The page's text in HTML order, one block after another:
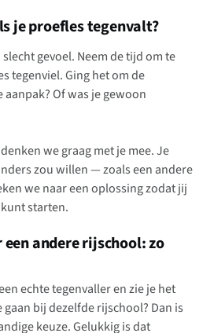
je proefles tegenvalt?
gevoel. Neem de tijd om te
tegenviel. Ging het om de
Of was je gewoon
we graag met je mee. Je
zou willen — zoals een andere
we naar een oplossing zodat jij
starten.
andere rijschool: zo
echte tegenvaller en zie je het
bij dezelfde rijschool? Dan is
keuze. Gelukkig is dat